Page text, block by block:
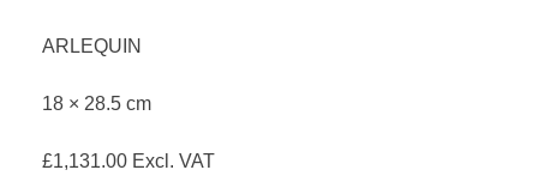
ARLEQUIN
18 × 28.5 cm
£1,131.00 Excl. VAT